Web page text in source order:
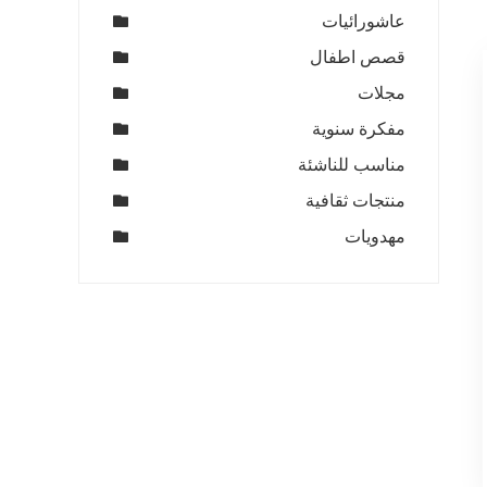
عاشورائيات
قصص اطفال
مجلات
مفكرة سنوية
مناسب للناشئة
منتجات ثقافية
مهدويات